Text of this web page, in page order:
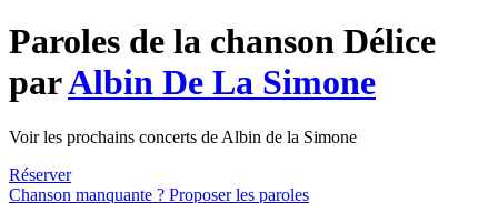
Paroles de la chanson Délice
parAlbin De La Simone
Voir les prochains concerts de Albin de la Simone
Réserver
Chanson manquante ? Proposer les paroles